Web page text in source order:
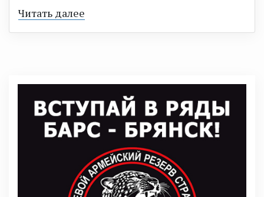
Читать далее